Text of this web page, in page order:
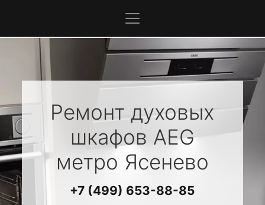
Ремонт духовых
шкафов AEG
метро Ясенево
+7 (499) 653-88-85